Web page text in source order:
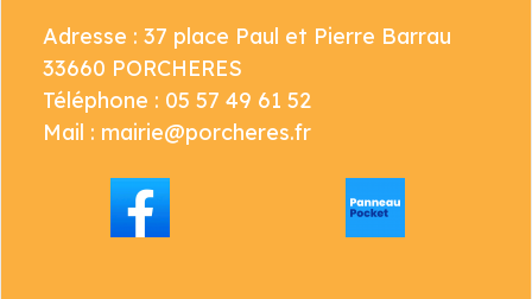
Adresse : 37 place Paul et Pierre Barrau
33660 PORCHERES
Téléphone : 05 57 49 61 52
Mail : mairie@porcheres.fr